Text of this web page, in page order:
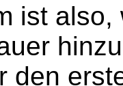
ist
den